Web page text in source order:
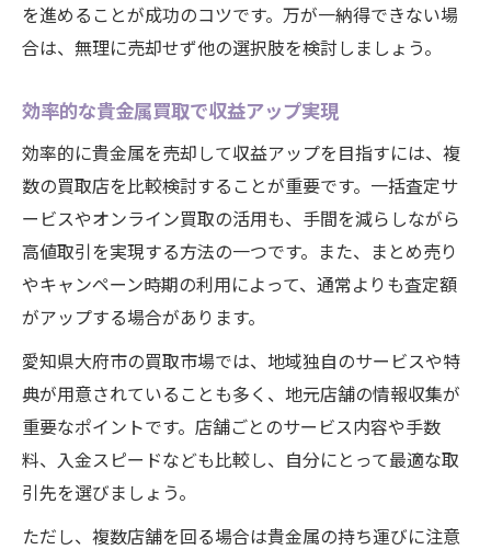
を進めることが成功のコツです。万が一納得できない場
合は、無理に売却せず他の選択肢を検討しましょう。
効率的な貴金属買取で収益アップ実現
効率的に貴金属を売却して収益アップを目指すには、複
数の買取店を比較検討することが重要です。一括査定サ
ービスやオンライン買取の活用も、手間を減らしながら
高値取引を実現する方法の一つです。また、まとめ売り
やキャンペーン時期の利用によって、通常よりも査定額
がアップする場合があります。
愛知県大府市の買取市場では、地域独自のサービスや特
典が用意されていることも多く、地元店舗の情報収集が
重要なポイントです。店舗ごとのサービス内容や手数
料、入金スピードなども比較し、自分にとって最適な取
引先を選びましょう。
ただし、複数店舗を回る場合は貴金属の持ち運びに注意